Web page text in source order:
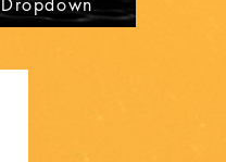
Dropdown